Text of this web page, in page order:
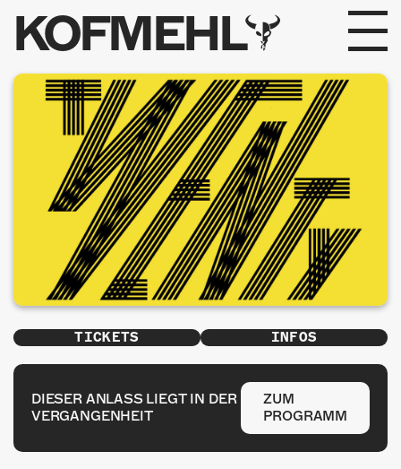
KOFMEHL
PROGRAMM
FABRIKGEFLÜSTER
GALERIE
FOTOGALERIE
PHOTOMAT
INFOS
KONTAKT
ÜBER UNS
TICKETS INFOS
DIESER ANLASS LIEGT IN DER
VERGANGENHEIT
ZUM
PROGRAMM